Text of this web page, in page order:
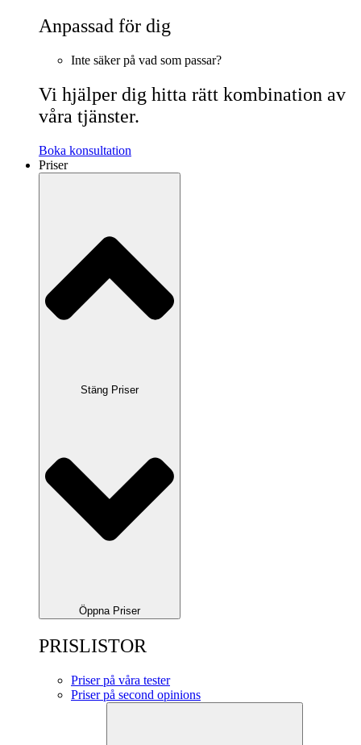
Anpassad för dig
Inte säker på vad som passar?
Vi hjälper dig hitta rätt kombination av
våra tjänster.
Boka konsultation
Priser
Stäng Priser
Öppna Priser
PRISLISTOR
Priser på våra tester
Priser på second opinions